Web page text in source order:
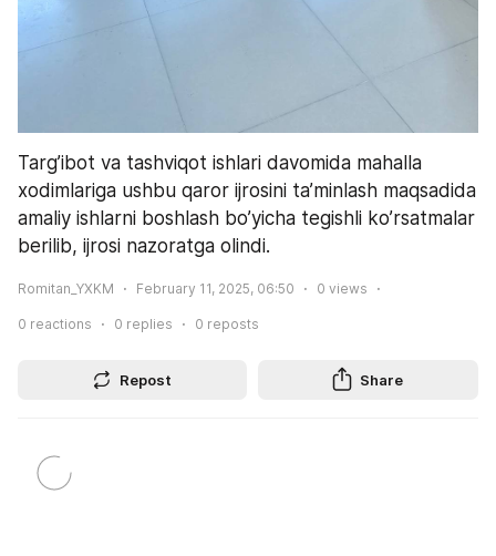
Targ’ibot va tashviqot ishlari davomida mahalla
xodimlariga ushbu qaror ijrosini ta’minlash maqsadida
amaliy ishlarni boshlash bo’yicha tegishli ko’rsatmalar
berilib, ijrosi nazoratga olindi.
Romitan_YXKM February 11, 2025, 06:50 0 views
0 reactions 0 replies 0 reposts
Repost Share